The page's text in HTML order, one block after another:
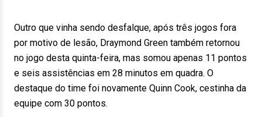
Outro que vinha sendo desfalque, após três jogos fora
por motivo de lesão, Draymond Green também retornou
no jogo desta quinta-feira, mas somou apenas 11 pontos
e seis assistências em 28 minutos em quadra. O
destaque do time foi novamente Quinn Cook, cestinha da
equipe com 30 pontos.